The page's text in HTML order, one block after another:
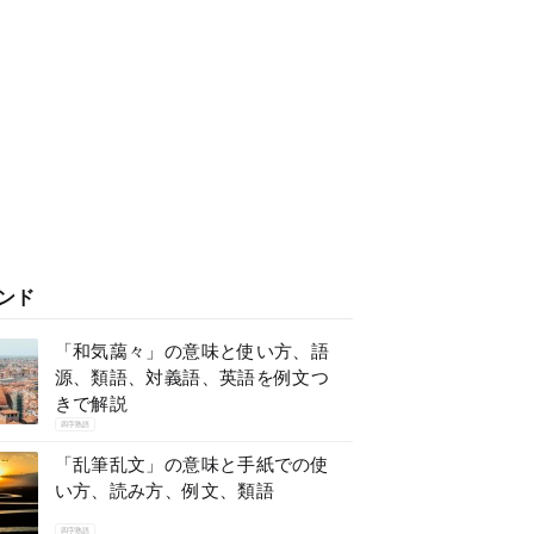
ド
「和気藹々」の意味と使い方、語
源、類語、対義語、英語を例文つ
きで解説
四字熟語
「乱筆乱文」の意味と手紙での使
い方、読み方、例文、類語
四字熟語